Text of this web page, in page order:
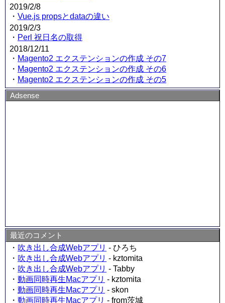
2019/2/8
・ Vue.js propsとdataの違い
2019/2/3
・ Perl 祝日名の取得
2018/12/11
・ Magento2 エクステンションの作成 その7
・ Magento2 エクステンションの作成 その6
・ Magento2 エクステンションの作成 その5
Adsense
最近のコメント
・ 吹き出し合成Webアプリ - ひろち
・ 吹き出し合成Webアプリ - kztomita
・ 吹き出し合成Webアプリ - Tabby
・ 動画同時再生Macアプリ - kztomita
・ 動画同時再生Macアプリ - skon
・ 動画同時再生Macアプリ - from茨城